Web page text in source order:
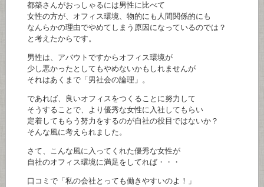
都築さんがおっしゃるには男性に比べて
女性の方が、オフィス環境、物的にも人間関係的にも
なんらかの理由でやめてしまう原因になっているのでは？
と考えたからです。
男性は、アバウトですからオフィス環境が
少し悪かったとしてもやめないかもしれませんが
それはあくまで「男社会の論理」。
であれば、良いオフィスをつくることに努力して
そうすることで、より優秀な女性に入社してもらい
定着してもらう努力をするのが自社の役目ではないか？
そんな風に考えられました。
さて、こんな風に入ってくれた優秀な女性が
自社のオフィス環境に満足をしてれば・・・
口コミで「私の会社とっても働きやすいのよ！」